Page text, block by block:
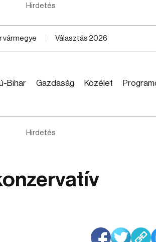
Hirdetés
vármegye Választás 2026
Bihar Gazdaság Közélet
Hirdetés